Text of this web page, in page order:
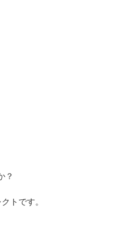
？
トです。